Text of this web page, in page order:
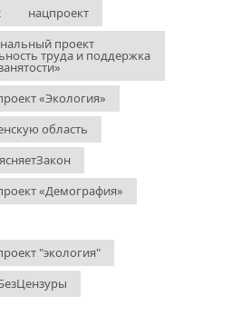
нацпроект
проект
труда и поддержка
«Экология»
область
«Демография»
"экология"